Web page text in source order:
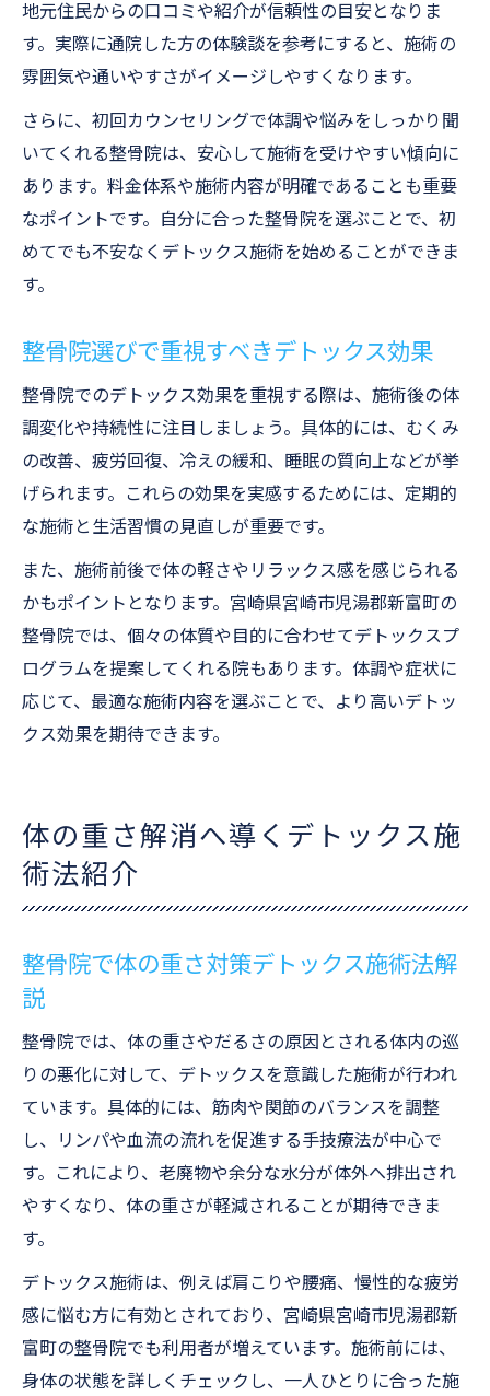
地元住民からの口コミや紹介が信頼性の目安となりま
す。実際に通院した方の体験談を参考にすると、施術の
雰囲気や通いやすさがイメージしやすくなります。
さらに、初回カウンセリングで体調や悩みをしっかり聞
いてくれる整骨院は、安心して施術を受けやすい傾向に
あります。料金体系や施術内容が明確であることも重要
なポイントです。自分に合った整骨院を選ぶことで、初
めてでも不安なくデトックス施術を始めることができま
す。
整骨院選びで重視すべきデトックス効果
整骨院でのデトックス効果を重視する際は、施術後の体
調変化や持続性に注目しましょう。具体的には、むくみ
の改善、疲労回復、冷えの緩和、睡眠の質向上などが挙
げられます。これらの効果を実感するためには、定期的
な施術と生活習慣の見直しが重要です。
また、施術前後で体の軽さやリラックス感を感じられる
かもポイントとなります。宮崎県宮崎市児湯郡新富町の
整骨院では、個々の体質や目的に合わせてデトックスプ
ログラムを提案してくれる院もあります。体調や症状に
応じて、最適な施術内容を選ぶことで、より高いデトッ
クス効果を期待できます。
体の重さ解消へ導くデトックス施
術法紹介
整骨院で体の重さ対策デトックス施術法解
説
整骨院では、体の重さやだるさの原因とされる体内の巡
りの悪化に対して、デトックスを意識した施術が行われ
ています。具体的には、筋肉や関節のバランスを調整
し、リンパや血流の流れを促進する手技療法が中心で
す。これにより、老廃物や余分な水分が体外へ排出され
やすくなり、体の重さが軽減されることが期待できま
す。
デトックス施術は、例えば肩こりや腰痛、慢性的な疲労
感に悩む方に有効とされており、宮崎県宮崎市児湯郡新
富町の整骨院でも利用者が増えています。施術前には、
身体の状態を詳しくチェックし、一人ひとりに合った施